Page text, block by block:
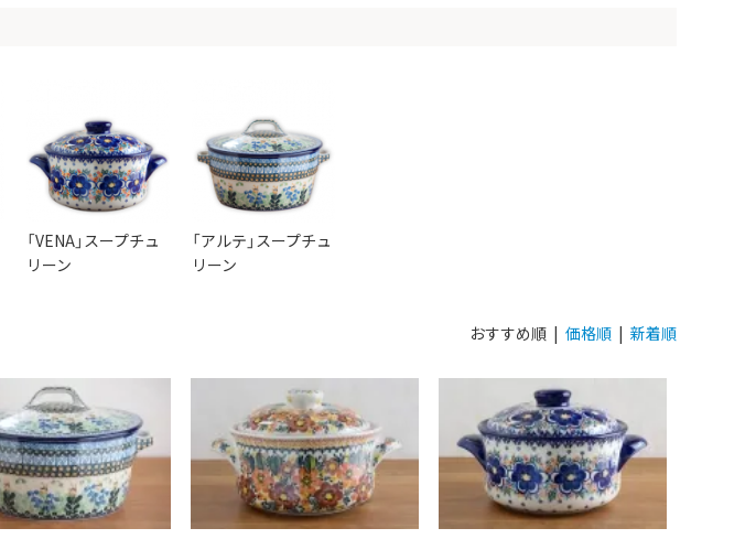
「VENA」スープチュ
リーン
「アルテ」スープチュ
リーン
おすすめ順 | 価格順 | 新着順